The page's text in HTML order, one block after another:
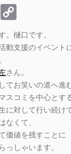
Line
Link
。樋口です。
動支援のイベント
さん。
てお笑いの道へ進
スコミを中心とす
に対して行い続け
なくて、
価値を残すことに
っしゃいます。